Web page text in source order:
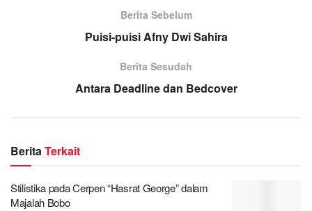
Berita Sebelum
Puisi-puisi Afny Dwi Sahira
Berita Sesudah
Antara Deadline dan Bedcover
BeritaTerkait
Stilistika pada Cerpen “Hasrat George” dalam
Majalah Bobo